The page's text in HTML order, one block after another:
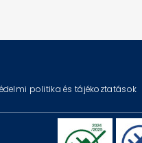
politika és tájékoztatások